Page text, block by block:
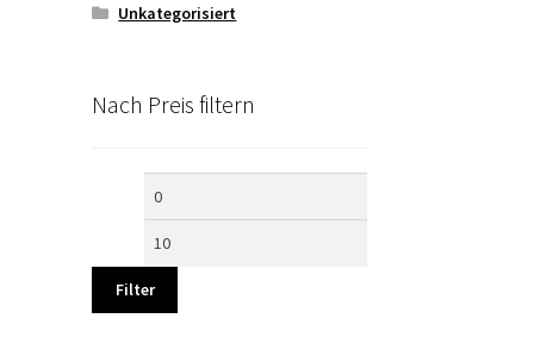
Unkategorisiert
Nach Preis filtern
Min.
Filter